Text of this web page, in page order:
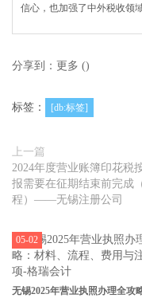
信心，也加强了中外税收领
分享到： 更多 ()
标签： [db:标签]
上一篇
2024年度营业账簿印花税
报需要在征期结束前完成
程）——无锡注册公司
无锡2025年营业执照办理全攻
05-02